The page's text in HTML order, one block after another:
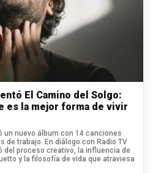
El Camino del Solgo:
es la mejor forma de vivir
un nuevo álbum con 14 canciones
de trabajo. En diálogo con Radio TV
del proceso creativo, la influencia de
y la filosofía de vida que atraviesa